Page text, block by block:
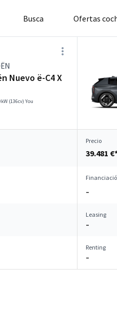
Busca Ofertas
Nuevo ë-C4 X
(136cv) You
Precio
39.481
–
Leasing
–
Renting
–